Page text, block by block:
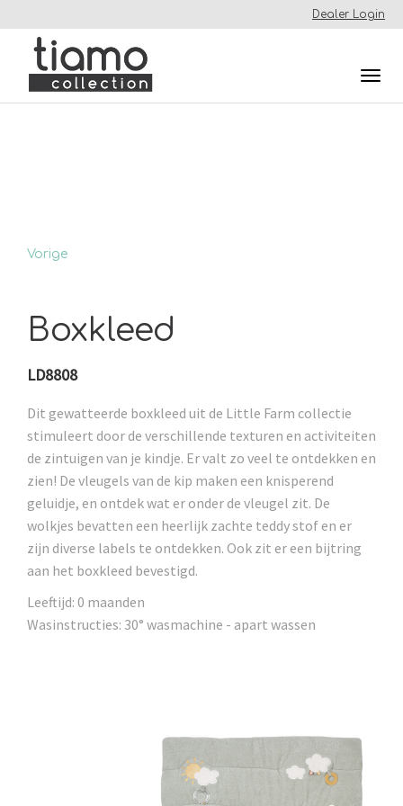
Dealer Login
Vorige
Boxkleed
LD8808
Dit gewatteerde boxkleed uit de Little Farm collectie
stimuleert door de verschillende texturen en activiteiten
de zintuigen van je kindje. Er valt zo veel te ontdekken en
zien! De vleugels van de kip maken een knisperend
geluidje, en ontdek wat er onder de vleugel zit. De
wolkjes bevatten een heerlijk zachte teddy stof en er
zijn diverse labels te ontdekken. Ook zit er een bijtring
aan het boxkleed bevestigd.
Leeftijd: 0 maanden
Wasinstructies: 30° wasmachine - apart wassen